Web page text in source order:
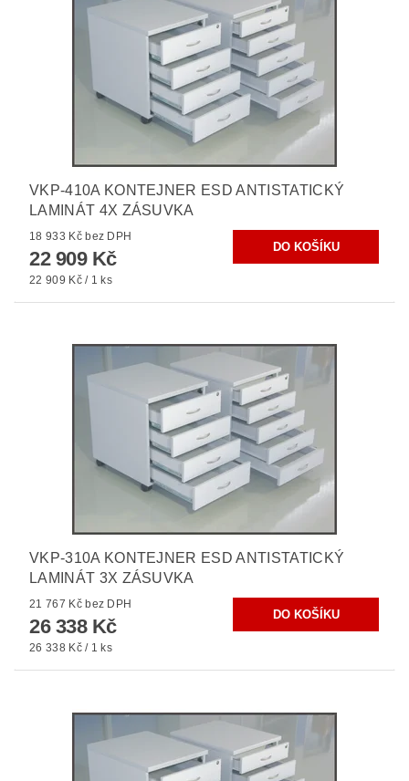
VKP-410A KONTEJNER ESD ANTISTATICKÝ
LAMINÁT 4X ZÁSUVKA
18 933 Kč bez DPH
22 909 Kč
22 909 Kč / 1 ks
VKP-310A KONTEJNER ESD ANTISTATICKÝ
LAMINÁT 3X ZÁSUVKA
21 767 Kč bez DPH
26 338 Kč
26 338 Kč / 1 ks